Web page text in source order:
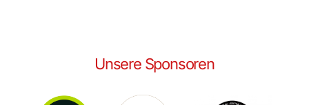
Unsere Sponsoren